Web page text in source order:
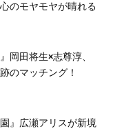
のモヤモヤが晴れる
岡田将生×志尊淳、
のマッチング！
』広瀬アリスが新境